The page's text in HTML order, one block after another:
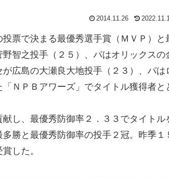
2014.11.26
票で決まる最優秀選手賞（ＭＶＰ）と
智之投手（２５）、パはオリックスの
広島の大瀬良大地投手（２３）、パは
ＮＰＢアワーズ」でタイトル獲得者と
し、最優秀防御率２．３３でタイトル
勝と最優秀防御率の投手２冠。昨季１
した。